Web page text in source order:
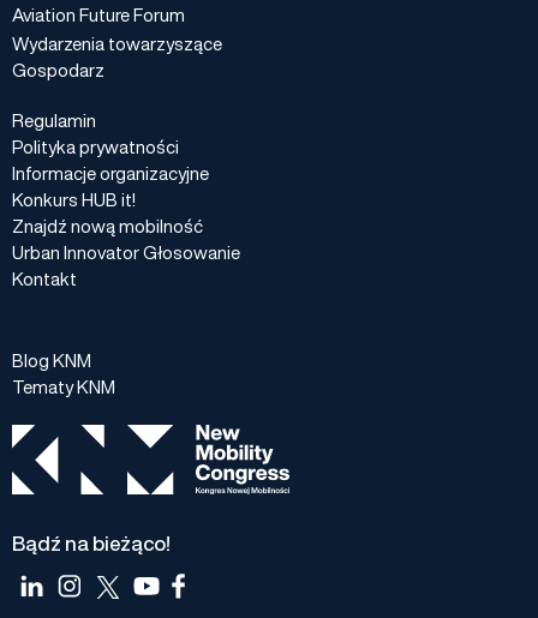
Aviation Future Forum
Wydarzenia towarzyszące
Gospodarz
Regulamin
Polityka prywatności
Informacje organizacyjne
Konkurs HUB it!
Znajdź nową mobilność
Urban Innovator Głosowanie
Kontakt
Blog KNM
Tematy KNM
Bądź na bieżąco!